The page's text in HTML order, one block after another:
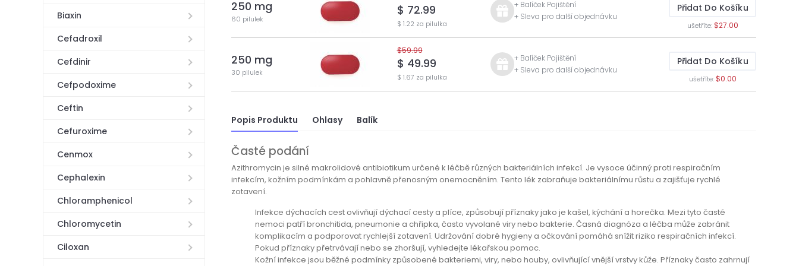
Biaxin
Cefadroxil
Cefdinir
Cefpodoxime
Ceftin
Cefuroxime
Cenmox
Cephalexin
Chloramphenicol
Chloromycetin
Ciloxan
250 mg
60 pilulek
$ 72.99
$ 1.22 za pilulka
+ Balíček Pojištění
+ Sleva pro další objednávku
Přidat Do Košíku
ušetříte:$27.00
250 mg
30 pilulek
$59.99
$ 49.99
$ 1.67 za pilulka
+ Balíček Pojištění
+ Sleva pro další objednávku
Přidat Do Košíku
ušetříte:$0.00
Popis Produktu Ohlasy Balík
Časté podání
Azithromycin je silné makrolidové antibiotikum určené k léčbě různých bakteriálních infekcí. Je vysoce účinný proti respiračním
infekcím, kožním podmínkám a pohlavně přenosným onemocněním. Tento lék zabraňuje bakteriálnímu růstu a zajišťuje rychlé
zotavení.
Infekce dýchacích cest ovlivňují dýchací cesty a plíce, způsobují příznaky jako je kašel, kýchání a horečka. Mezi tyto časté
nemoci patří bronchitida, pneumonie a chřipka, často vyvolané viry nebo bakterie. Časná diagnóza a léčba může zabránit
komplikacím a podporovat rychlejší zotavení. Udržování dobré hygieny a očkování pomáhá snížit riziko respiračních infekcí.
Pokud příznaky přetrvávají nebo se zhoršují, vyhledejte lékařskou pomoc.
Kožní infekce jsou běžné podmínky způsobené bakteriemi, viry, nebo houby, ovlivňující vnější vrstvy kůže. Příznaky často zahrnují